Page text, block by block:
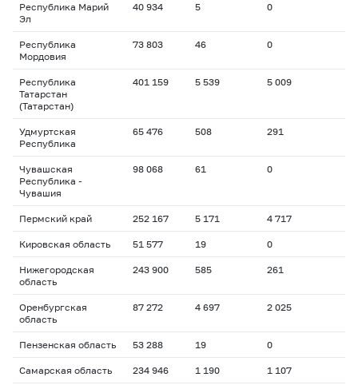
Республика Марий
Эл
40 934 5 0
Республика
Мордовия
73 803 46 0
Республика
Татарстан
(Татарстан)
401 159 5 539 5 009
Удмуртская
Республика
65 476 508 291
Чувашская
Республика -
Чувашия
98 068 61 0
Пермский край 252 167 5 171 4 717
Кировская область 51 577 19 0
Нижегородская
область
243 900 585 261
Оренбургская
область
87 272 4 697 2 025
Пензенская область 53 288 19 0
Самарская область 234 946 1 190 1 107